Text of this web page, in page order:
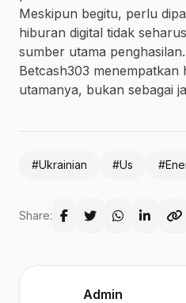
Meskipun begitu, perlu
hiburan digital tidak
sumber utama
Betcash303 menempatkan
utamanya, bukan sebagai
#Ukrainian #Us
Share:
Admin